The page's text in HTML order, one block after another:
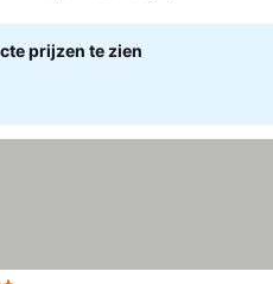
prijzen te zien